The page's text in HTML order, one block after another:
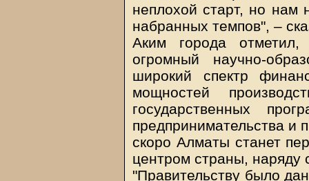
неплохой старт, но нам
набранных темпов", –
Аким города
огромный научно-
широкий спектр
мощностей
государственных
предпринимательства и
скоро Алматы станет
центром страны, наряду
"Правительству было